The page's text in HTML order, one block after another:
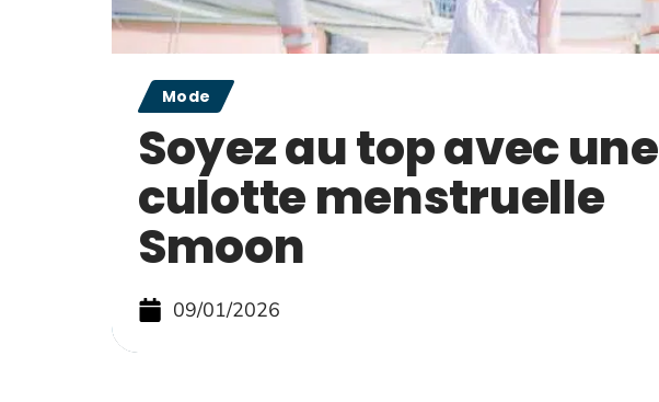
Mode
Soyez au top avec une
culotte menstruelle
Smoon
09/01/2026